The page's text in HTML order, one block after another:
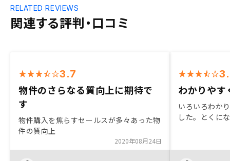
関連する評判・口コミ
RELATED REVIEWS
3.7
物件のさらなる質向上に期待で
す
物件購入を焦らすセールスが多々あった物
件の質向上
2020年08月24日
わかりやす
いろいろわか
した。とくに